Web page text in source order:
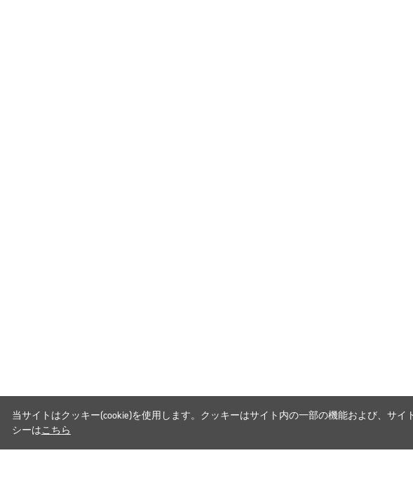
当サイトはクッキー(cookie)を使用します。クッキーはサイト内の一部の機能および、サ
シーはこちら